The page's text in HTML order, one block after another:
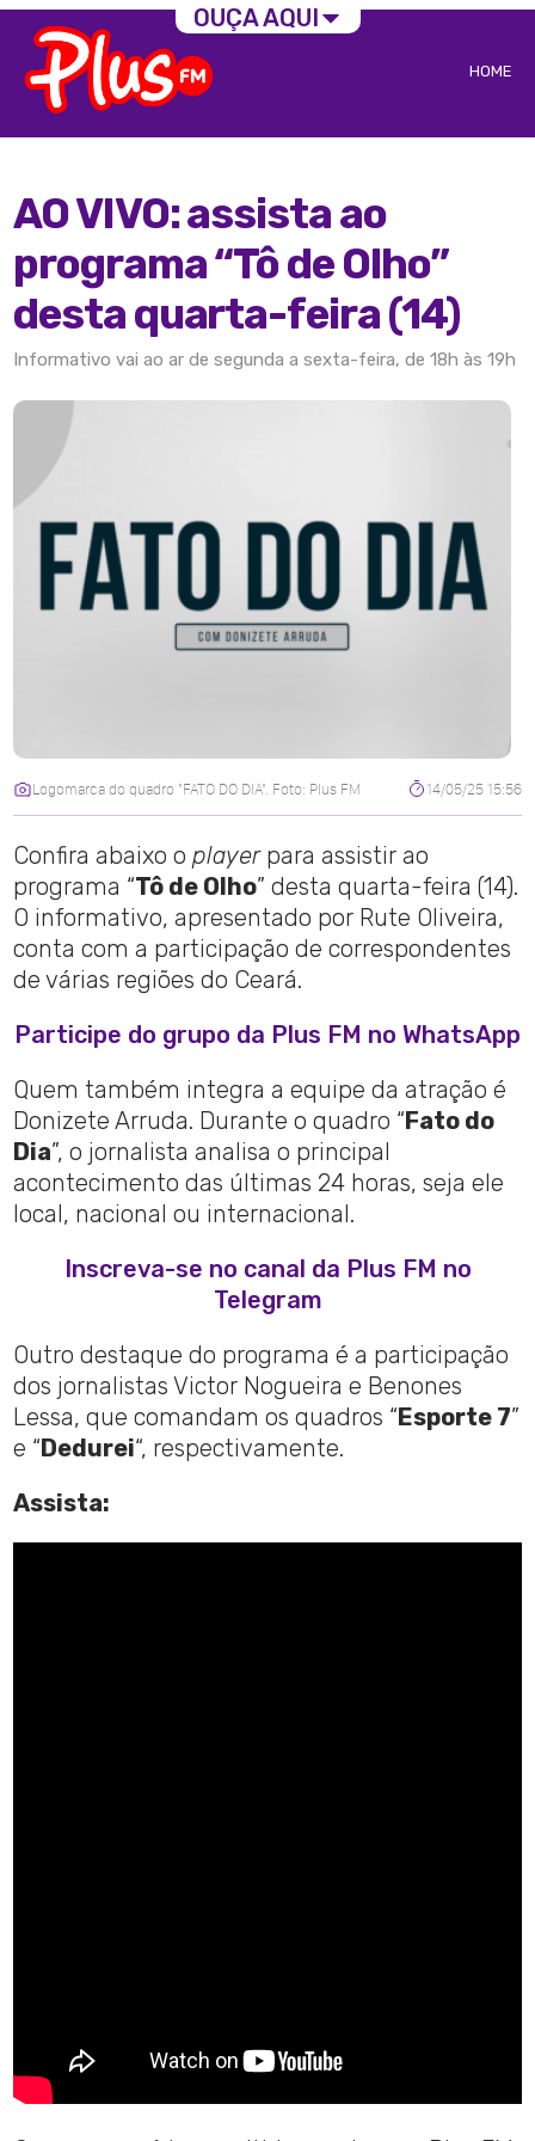
HOME
AO VIVO: assista ao
programa “Tô de Olho”
desta quarta-feira (14)
Informativo vai ao ar de segunda a sexta-feira, de 18h às 19h
Logomarca do quadro "FATO DO DIA". Foto: Plus FM 14/05/25 15:56
Confira abaixo oplayer para assistir ao
programa “Tô de Olho” desta quarta-feira (14).
O informativo, apresentado por Rute Oliveira,
conta com a participação de correspondentes
de várias regiões do Ceará.
Participe do grupo da Plus FM no WhatsApp
Quem também integra a equipe da atração é
Donizete Arruda. Durante o quadro “ Fato do
Dia”, o jornalista analisa o principal
acontecimento das últimas 24 horas, seja ele
local, nacional ou internacional.
Inscreva-se no canal da Plus FM no
Telegram
Outro destaque do programa é a participação
dos jornalistas Victor Nogueira e Benones
Lessa, que comandam os quadros “ Esporte 7”
e “ Dedurei“, respectivamente.
Assista:
OUÇA AQUI